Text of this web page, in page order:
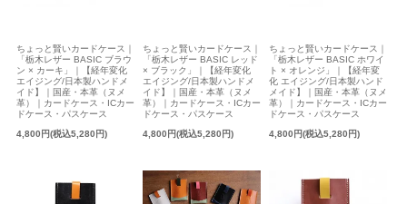
ちょっと賢いカードケース｜
「栃木レザー BASIC ブラウ
ン × カーキ」｜【経年変化
エイジング/日本製ハンドメ
イド】｜国産・本革（ヌメ
革）｜カードケース・ICカー
ドケース・パスケース
4,800円(税込5,280円)
ちょっと賢いカードケース｜
「栃木レザー BASIC レッド
× ブラック」｜【経年変化
エイジング/日本製ハンドメ
イド】｜国産・本革（ヌメ
革）｜カードケース・ICカー
ドケース・パスケース
4,800円(税込5,280円)
ちょっと賢いカードケース｜
「栃木レザー BASIC ホワイ
ト × オレンジ」｜【経年変
化 エイジング/日本製ハンド
メイド】｜国産・本革（ヌメ
革）｜カードケース・ICカー
ドケース・パスケース
4,800円(税込5,280円)